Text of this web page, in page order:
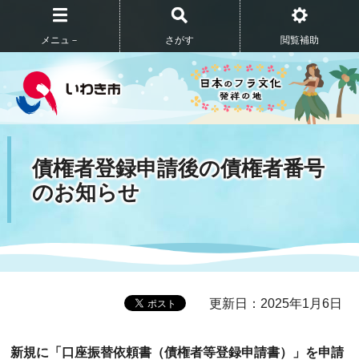
メニュ－ さがす 閲覧補助
債権者登録申請後の債権者番号
のお知らせ
更新日：2025年1月6日
新規に「口座振替依頼書（債権者等登録申請書）」を申請